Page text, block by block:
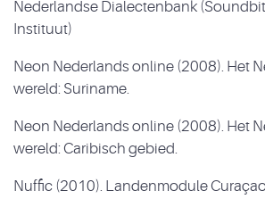
Nederlandse Dialectenbank
Instituut)
Neon Nederlands online (2008). Het
wereld: Suriname.
Neon Nederlands online (2008). Het
wereld: Caribisch gebied.
Nuffic (2010). Landenmodule